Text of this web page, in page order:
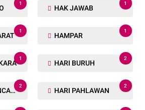
1
HAK JAWAB
1
1
HAMPAR
1
1
HARI BURUH
2
2
HARI PAHLAWAN
2